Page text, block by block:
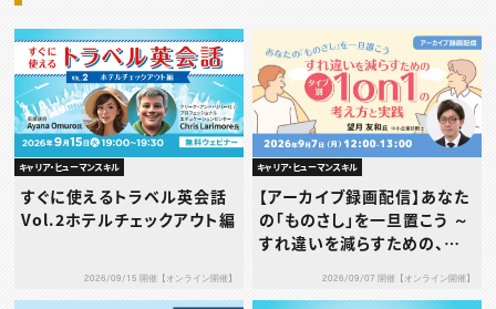
キャリア・ヒューマンスキル
すぐに使えるトラベル英会話
Vol.2ホテルチェックアウト編
2026/09/15 開催【オンライン開催】
キャリア・ヒューマンスキル
【アーカイブ録画配信】あなた
の「ものさし」を一旦置こう ～
すれ違いを減らすための、タ
2026/09/07 開催【オンライン開催】